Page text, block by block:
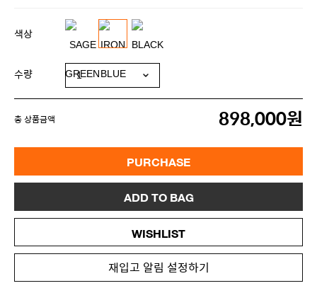
색상
수량
총 상품금액 898,000원
PURCHASE
ADD TO BAG
WISHLIST
재입고 알림 설정하기